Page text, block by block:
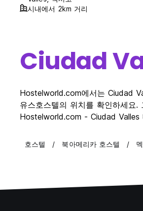
시내에서 2km 거리
Ciudad
Hostelworld.com에서는 Ciudad
유스호스텔의 위치를 확인하세요
Hostelworld.com - Ciudad Valles
호스텔 북아메리카 호스텔